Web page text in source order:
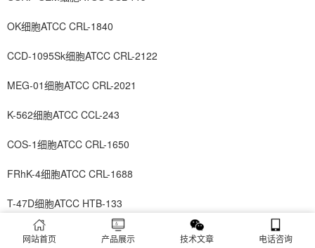
OK细胞ATCC CRL-1840
CCD-1095Sk细胞ATCC CRL-2122
MEG-01细胞ATCC CRL-2021
K-562细胞ATCC CCL-243
COS-1细胞ATCC CRL-1650
FRhK-4细胞ATCC CRL-1688
T-47D细胞ATCC HTB-133
MNNG/HOS Cl #5细胞ATCC CRL-1547
网站首页 产品展示 技术文章 电话咨询